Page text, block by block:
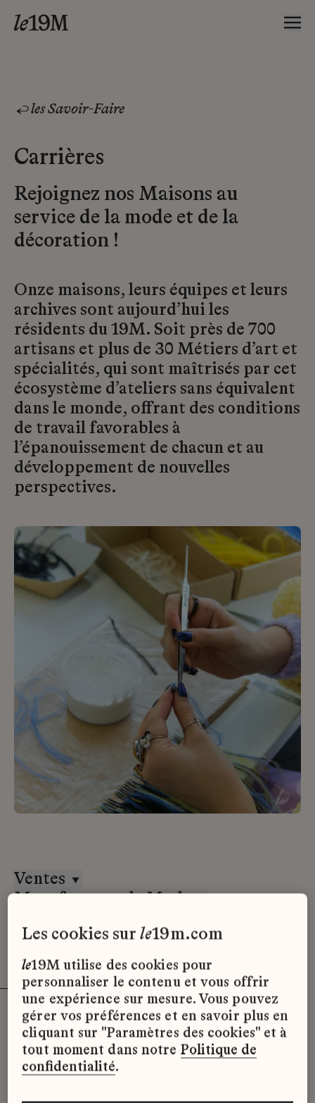
les Savoir-Faire
Carrières
Rejoignez nos Maisons au
service de la mode et de la
décoration !
Onze maisons, leurs équipes et leurs
archives sont aujourd’hui les
résidents du 19M. Soit près de 700
artisans et plus de 30 Métiers d’art et
spécialités, qui sont maîtrisés par cet
écosystème d’ateliers sans équivalent
dans le monde, offrant des conditions
de travail favorables à
l’épanouissement de chacun et au
développement de nouvelles
perspectives.
Ventes
Manufactures de Mode
Désolé, il semble qu’il n’y ait pas
d’offres d’emploi disponibles pour le
moment.
les cookies surle19m.com
le19M utilise des cookies pour
personnaliser le contenu et vous offrir
une expérience sur mesure. Vous pouvez
gérer vos préférences et en savoir plus en
cliquant sur "Paramètres des cookies" et à
tout moment dans notre Politique de
confidentialité.